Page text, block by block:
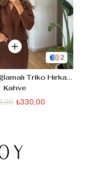
2
Triko Hırka -
Kahve
₺330,00